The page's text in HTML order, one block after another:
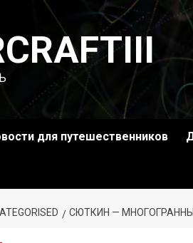
для путешественников
СЮТКИН —